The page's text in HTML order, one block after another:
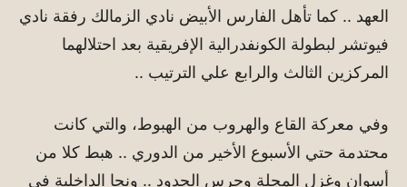
العهد .. كما تأهل الفارس الأبيض نادي الزمالك رفقة نادي
فيوتشر لبطولة الكونفدرالية الإفريقية بعد احتلالهما
المركزين الثالث والرابع علي الترتيب ..
وفي معركة القاع والهروب من الهبوط، والتي كانت
محتدمة حتي الأسبوع الأخير من الدوري .. هبط كلا من
أسوان وغزل المحلة وحرس الحدود .. ونجا الداخلية في